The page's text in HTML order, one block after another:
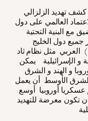
تهديد الزلزالي
العالمي على دول
مع البنية التحتية
جميع دول الخليج
العربي مثل نظام ثاد ( THAD ) للدفاع الجوي المرموقة ء هذا
و الإسرائيلية يمكن
و الهند و الشرق
الشرق الأوسط أن يعمل
أوروبيا أوسع
تكون معرضة للتهديد